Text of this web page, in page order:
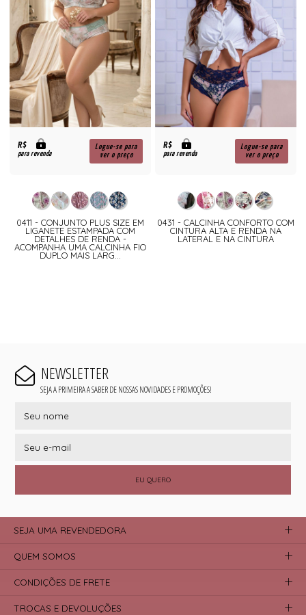
R$
para revenda
Logue-se para
ver o preço
0411 - CONJUNTO PLUS SIZE EM
LIGANETE ESTAMPADA COM
DETALHES DE RENDA -
ACOMPANHA UMA CALCINHA FIO
DUPLO MAIS LARG...
R$
para revenda
Logue-se para
ver o preço
0431 - CALCINHA CONFORTO COM
CINTURA ALTA E RENDA NA
LATERAL E NA CINTURA
NEWSLETTER
SEJA A PRIMEIRA A SABER DE NOSSAS NOVIDADES E PROMOÇÕES!
EU QUERO
SEJA UMA REVENDEDORA
QUEM SOMOS
CONDIÇÕES DE FRETE
TROCAS E DEVOLUÇÕES